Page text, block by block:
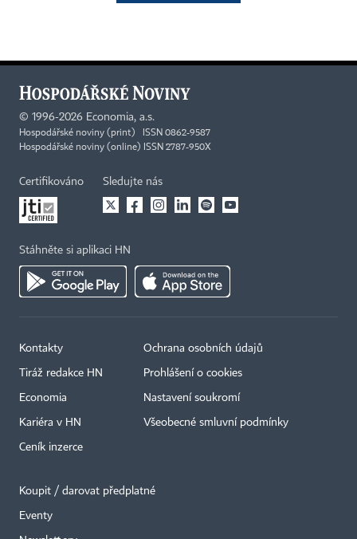
© 1996-2026 Economia, a.s.
Hospodářské noviny (print) ISSN 0862-9587
Hospodářské noviny (online) ISSN 2787-950X
Certifikováno Sledujte nás
Stáhněte si aplikaci HN
Kontakty
Tiráž redakce HN
Economia
Kariéra v HN
Ceník inzerce
Ochrana osobních údajů
Prohlášení o cookies
Nastavení soukromí
Všeobecné smluvní podmínky
Koupit / darovat předplatné
Eventy